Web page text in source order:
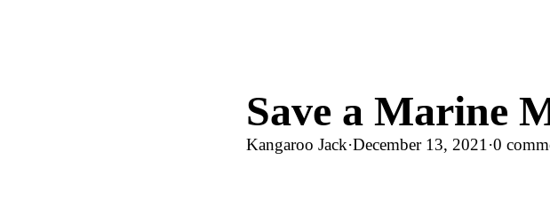
Save a Marine
Kangaroo Jack·December 13, 2021 ·0